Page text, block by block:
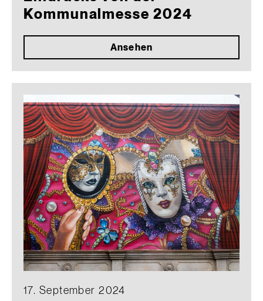
Kommunalmesse 2024
Ansehen
17. September 2024